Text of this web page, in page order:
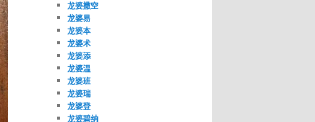
龙婆撒空
龙婆易
龙婆本
龙婆术
龙婆添
龙婆温
龙婆班
龙婆瑞
龙婆登
龙婆碧纳